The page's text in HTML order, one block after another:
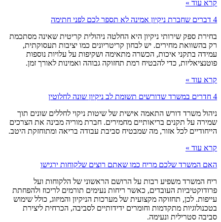
קרא עוד »
4 דברים שחברת ניקיון אמינה לא תספר לכם לפני חתימה
בחירת ספק שירותי ניקיון היא החלטה ניהולית קריטית שאינה מסתכמת
רק בהשוואת מחירים. יש לבחון קריטריונים כמו יציבות תעסוקתית,
עמידה בתקני איכות, הכשרה מתאימה ושקיפות על עלויות נוספות
פוטנציאליות, כדי להבטיח רמת תחזוקה גבוהה ואמינות לאורך זמן.
קרא עוד »
4 חדרים במשרד שדורשים תשומת לב ניקיון שונה לחלוטין
ניהול משרד דורש התאמה אישית של שיטות ניקוי לחללים שונים תוך
שמירה על תקנים בריאותיים מחמירים. חברת מוריה מבינה את הצרכים
הייחודיים לכל אזור, מה שמבטיח סביבת עבודה בריאה ומתוחזקת היטב.
קרא עוד »
האם המשרד שלכם מריח כמו שאתם רוצים שלקוחות ירגישו
ריח המשרד משפיע רבות על הרושם הראשוני של הלקוחות ועל
פרודוקטיביות העובדים, כאשר ריחות נעימים תורמים לריכוז ולהפחתת
עייפות. לכן, תחזוקה מקצועית של מערכות הניקיון והמיזוג, כולל שימוש
בטכנולוגיות מתקדמות וחומרים ידידותיים לסביבה, הכרחית ליצירת
סביבה סטרילית ונעימה.